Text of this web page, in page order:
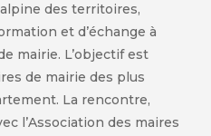
alpine des territoires,
et d’échange à
mairie. L’objectif est
de mairie des plus
La rencontre,
l’Association des maires